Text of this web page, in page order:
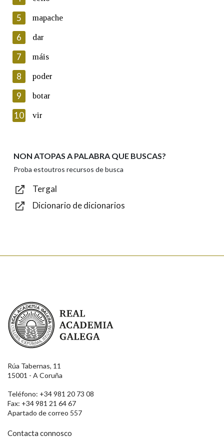
Lin e acepto as condicións da política de
Introduce o código que aparece na imaxe:
Texto de verificación
Enviar
5 mapache
6 dar
7 máis
8 poder
9 botar
10 vir
NON ATOPAS A PALABRA QUE BUSCAS?
Proba estoutros recursos de busca
Tergal
Dicionario de dicionarios
Real Academia Galega
Rúa Tabernas, 11
15001 - A Coruña
Teléfono: +34 981 20 73 08
Fax: +34 981 21 64 67
Apartado de correo 557
Contacta connosco